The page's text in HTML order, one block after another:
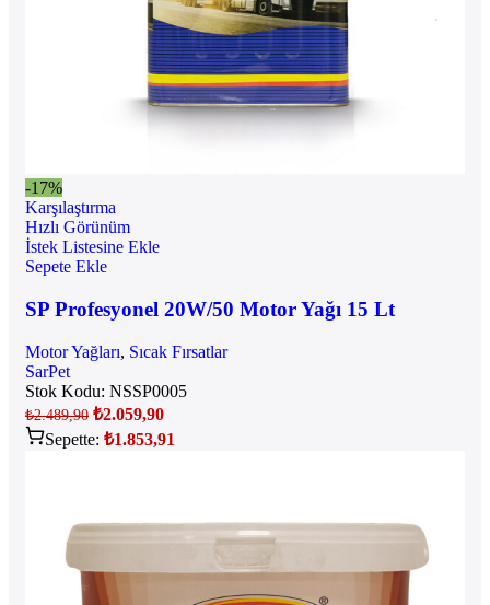
-17%
Karşılaştırma
Hızlı Görünüm
İstek Listesine Ekle
Sepete Ekle
SP Profesyonel 20W/50 Motor Yağı 15 Lt
Motor Yağları, Sıcak Fırsatlar
SarPet
Stok Kodu: NSSP0005
₺2.489,90 ₺2.059,90
Sepette: ₺1.853,91